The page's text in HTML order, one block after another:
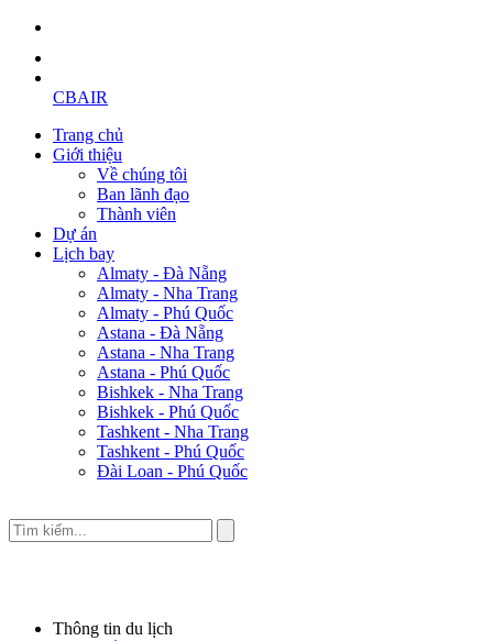
CBAIR
Trang chủ
Giới thiệu
Về chúng tôi
Ban lãnh đạo
Thành viên
Dự án
Lịch bay
Almaty - Đà Nẵng
Almaty - Nha Trang
Almaty - Phú Quốc
Astana - Đà Nẵng
Astana - Nha Trang
Astana - Phú Quốc
Bishkek - Nha Trang
Bishkek - Phú Quốc
Tashkent - Nha Trang
Tashkent - Phú Quốc
Đài Loan - Phú Quốc
Thông tin du lịch